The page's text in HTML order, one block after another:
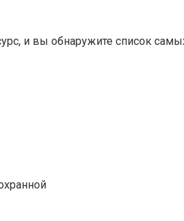
и вы обнаружите список